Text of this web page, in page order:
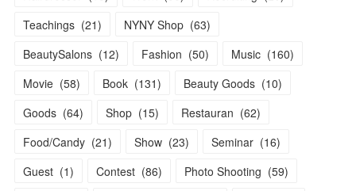
Teachings (21) NYNY Shop (63)
BeautySalons (12) Fashion (50) Music (160)
Movie (58) Book (131) Beauty Goods (10)
Goods (64) Shop (15) Restauran (62)
Food/Candy (21) Show (23) Seminar (16)
Guest (1) Contest (86) Photo Shooting (59)